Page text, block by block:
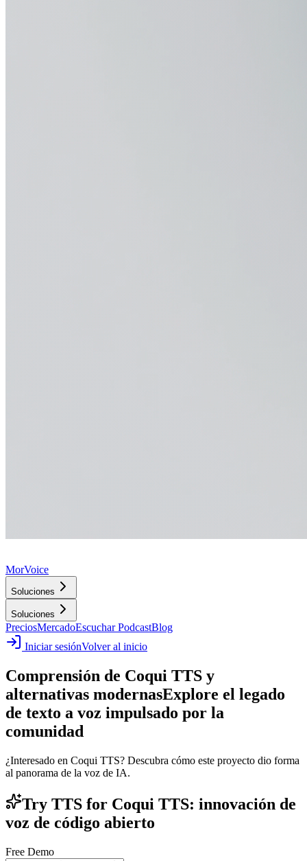
MorVoice
Soluciones
Soluciones
PreciosMercadoEscuchar PodcastBlog
Iniciar sesiónVolver al inicio
Comprensión de Coqui TTS y
alternativas modernasExplore el legado
de texto a voz impulsado por la
comunidad
¿Interesado en Coqui TTS? Descubra cómo este proyecto dio forma
al panorama de la voz de IA.
Try TTS for Coqui TTS: innovación de
voz de código abierto
Free Demo